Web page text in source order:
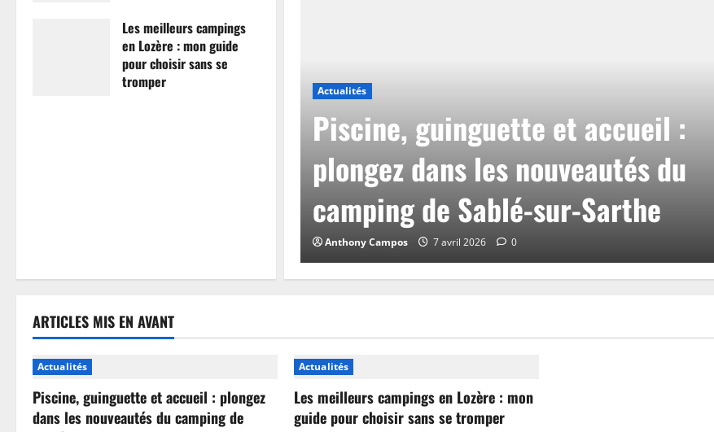
Les meilleurs campings
en Lozère : mon guide
pour choisir sans se
tromper
Actualités
Piscine, guinguette et accueil :
plongez dans les nouveautés du
camping de Sablé-sur-Sarthe
Anthony Campos 7 avril 2026 0
ARTICLES MIS EN AVANT
Actualités
Piscine, guinguette et accueil : plongez
dans les nouveautés du camping de
Actualités
Les meilleurs campings en Lozère : mon
guide pour choisir sans se tromper